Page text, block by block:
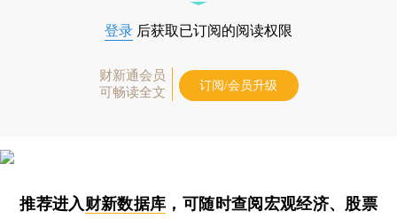
登录 后获取已订阅的阅读权限
财新通会员
可畅读全文
订阅/会员升级
推荐进入财新数据库 ，可随时查阅宏观经济、股票